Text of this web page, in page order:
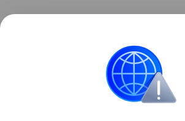
Контент недоступен